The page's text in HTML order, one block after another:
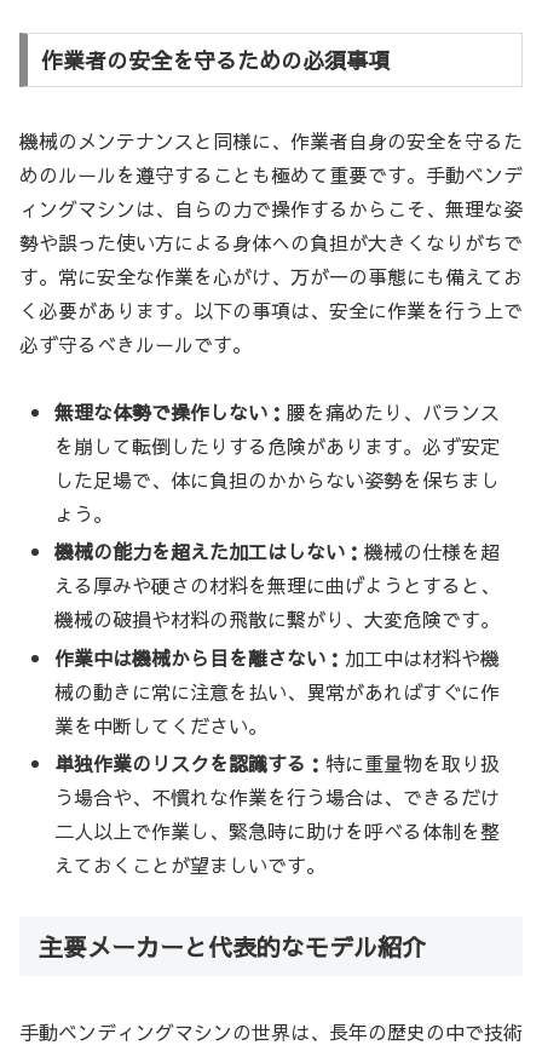
作業者の安全を守るための必須事項
機械のメンテナンスと同様に、作業者自身の安全を守るた
めのルールを遵守することも極めて重要です。手動ベンデ
ィングマシンは、自らの力で操作するからこそ、無理な姿
勢や誤った使い方による身体への負担が大きくなりがちで
す。常に安全な作業を心がけ、万が一の事態にも備えてお
く必要があります。以下の事項は、安全に作業を行う上で
必ず守るべきルールです。
無理な体勢で操作しない：腰を痛めたり、バランス
を崩して転倒したりする危険があります。必ず安定
した足場で、体に負担のかからない姿勢を保ちまし
ょう。
機械の能力を超えた加工はしない：機械の仕様を超
える厚みや硬さの材料を無理に曲げようとすると、
機械の破損や材料の飛散に繋がり、大変危険です。
作業中は機械から目を離さない： 加工中は材料や機
械の動きに常に注意を払い、異常があればすぐに作
業を中断してください。
単独作業のリスクを認識する：特に重量物を取り扱
う場合や、不慣れな作業を行う場合は、できるだけ
二人以上で作業し、緊急時に助けを呼べる体制を整
えておくことが望ましいです。
主要メーカーと代表的なモデル紹介
手動ベンディングマシンの世界は、長年の歴史の中で技術